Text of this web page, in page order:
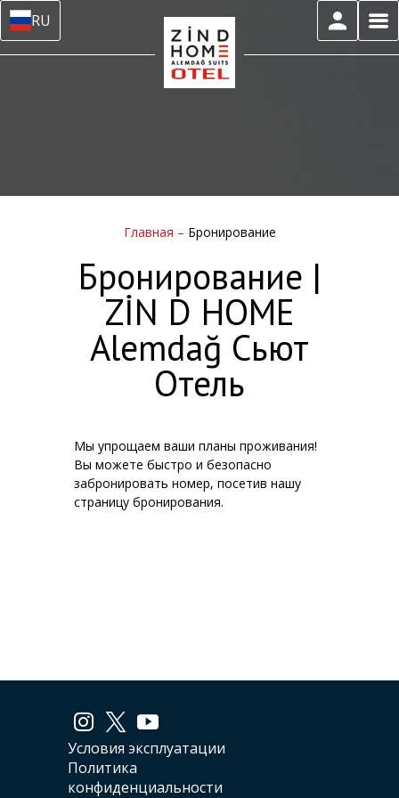
RU
Главная – Бронирование
Бронирование |
ZİN D HOME
Alemdağ Сьют
Отель
Мы упрощаем ваши планы проживания!
Вы можете быстро и безопасно
забронировать номер, посетив нашу
страницу бронирования.
Условия эксплуатации
Политика
конфиденциальности